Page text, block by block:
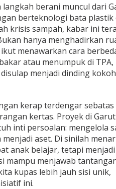
langkah berani muncul dari
berteknologi bata plastik
krisis sampah, kabar ini
hanya menghadirkan
menawarkan cara
atau menumpuk di
menjadi dinding
kerap terdengar sebatas
kertas. Proyek di Garut
inti persoalan: mengelola
aset. Di sinilah
anak belajar, tetapi menjadi
mampu menjawab
kupas lebih jauh sisi unik,
ini.